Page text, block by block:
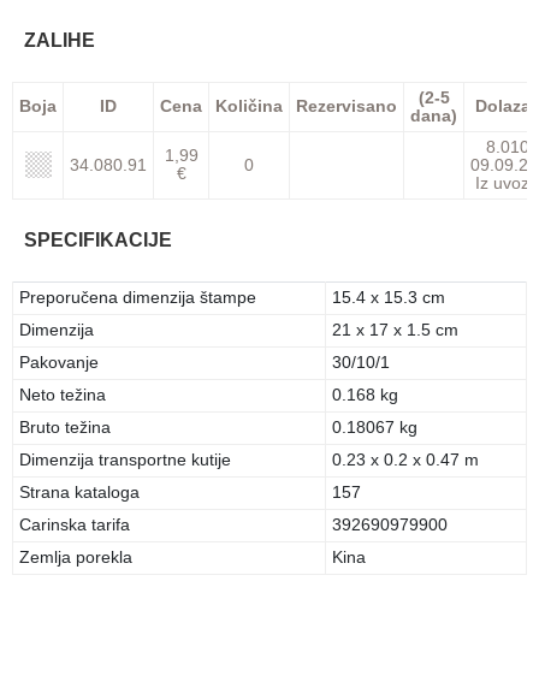
ZALIHE
Boja ID Cena Količina Rezervisano
(2-5
dana)
Dolazak
34.080.91
1,99
€
0
8.010
Iz uvoza
SPECIFIKACIJE
Preporučena dimenzija štampe
15.4 x 15.3 cm
Dimenzija
21 x 17 x 1.5 cm
Pakovanje
30/10/1
Neto težina
0.168 kg
Bruto težina
0.18067 kg
Dimenzija transportne kutije
0.23 x 0.2 x 0.47 m
Strana kataloga
157
Carinska tarifa
392690979900
Zemlja porekla
Kina